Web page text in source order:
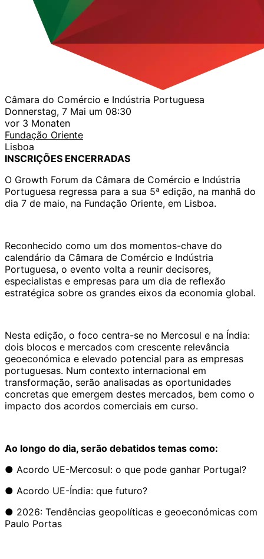
Câmara do Comércio e Indústria Portuguesa
Donnerstag, 7 Mai um 08:30
vor 3 Monaten
Fundação Oriente
Lisboa
INSCRIÇÕES ENCERRADAS
O Growth Forum da Câmara de Comércio e Indústria
Portuguesa regressa para a sua 5ª edição, na manhã do
dia 7 de maio, na Fundação Oriente, em Lisboa.
Reconhecido como um dos momentos-chave do
calendário da Câmara de Comércio e Indústria
Portuguesa, o evento volta a reunir decisores,
especialistas e empresas para um dia de reflexão
estratégica sobre os grandes eixos da economia global.
Nesta edição, o foco centra-se no Mercosul e na Índia:
dois blocos e mercados com crescente relevância
geoeconómica e elevado potencial para as empresas
portuguesas. Num contexto internacional em
transformação, serão analisadas as oportunidades
concretas que emergem destes mercados, bem como o
impacto dos acordos comerciais em curso.
Ao longo do dia, serão debatidos temas como:
● Acordo UE-Mercosul: o que pode ganhar Portugal?
● Acordo UE-Índia: que futuro?
● 2026: Tendências geopolíticas e geoeconómicas com
Paulo Portas